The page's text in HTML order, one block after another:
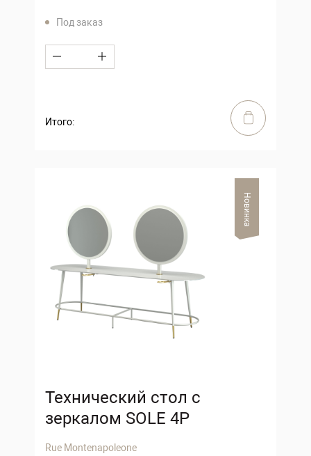
Под заказ
Итого:
Новинка
Технический стол с
зеркалом SOLE 4P
Rue Montenapoleone